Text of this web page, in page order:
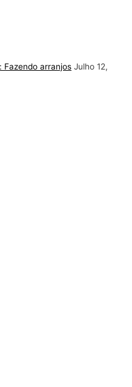
Fazendo arranjos Julho 12,